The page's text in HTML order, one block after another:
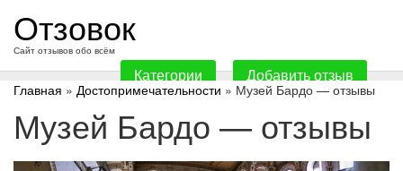
содержанию
Отзовок
Сайт отзывов обо всём
Категории Добавить отзыв
Главная » Достопримечательности » Музей Бардо — отзывы
Музей Бардо — отзывы